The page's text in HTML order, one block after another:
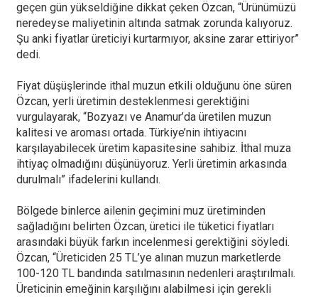
geçen gün yükseldiğine dikkat çeken Özcan, “Ürünümüzü
neredeyse maliyetinin altında satmak zorunda kalıyoruz.
Şu anki fiyatlar üreticiyi kurtarmıyor, aksine zarar ettiriyor”
dedi.
Fiyat düşüşlerinde ithal muzun etkili olduğunu öne süren
Özcan, yerli üretimin desteklenmesi gerektiğini
vurgulayarak, “Bozyazı ve Anamur’da üretilen muzun
kalitesi ve aroması ortada. Türkiye’nin ihtiyacını
karşılayabilecek üretim kapasitesine sahibiz. İthal muza
ihtiyaç olmadığını düşünüyoruz. Yerli üretimin arkasında
durulmalı” ifadelerini kullandı.
Bölgede binlerce ailenin geçimini muz üretiminden
sağladığını belirten Özcan, üretici ile tüketici fiyatları
arasındaki büyük farkın incelenmesi gerektiğini söyledi.
Özcan, “Üreticiden 25 TL’ye alınan muzun marketlerde
100-120 TL bandında satılmasının nedenleri araştırılmalı.
Üreticinin emeğinin karşılığını alabilmesi için gerekli